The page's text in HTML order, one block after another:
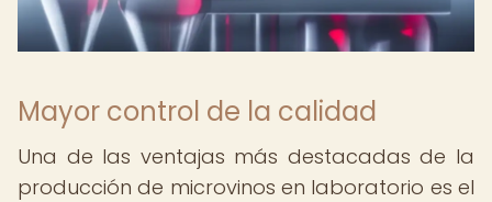
Mayor control de la calidad
Una de las ventajas más destacadas de la
producción de microvinos en laboratorio es el